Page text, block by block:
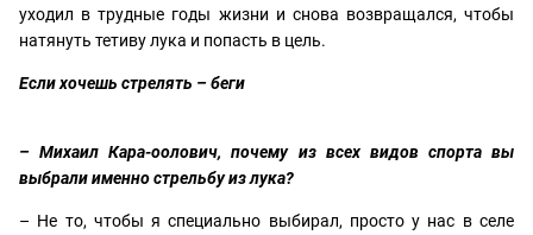
уходил в трудные годы жизни и снова возвращался, чтобы
натянуть тетиву лука и попасть в цель.
Если хочешь стрелять – беги
– Михаил Кара-оолович, почему из всех видов спорта вы
выбрали именно стрельбу из лука?
– Не то, чтобы я специально выбирал, просто у нас в селе